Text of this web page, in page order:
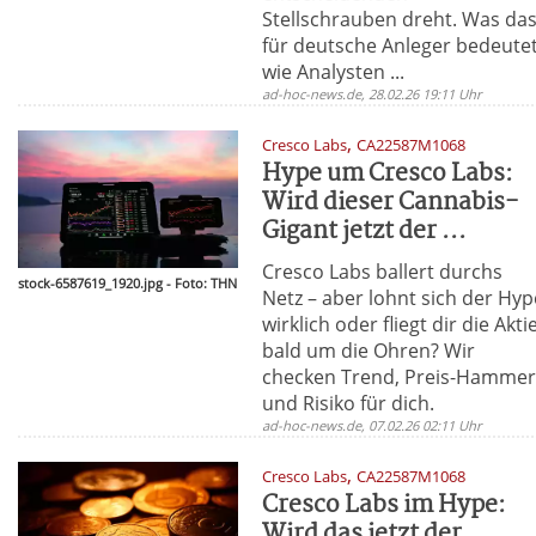
Stellschrauben dreht. Was das
für deutsche Anleger
wie Analysten ...
ad-hoc-news.de, 28.02.26 19:11 Uhr
stock-6587619_1920.jpg - Foto: THN
Cresco Labs,CA22587M1068
Hype um Cresco Labs:
Wird dieser Cannabis-
Gigant jetzt der ...
Cresco Labs ballert durchs
Netz – aber lohnt sich der
wirklich oder fliegt dir die
bald um die Ohren? Wir
checken Trend, Preis-Hammer
und Risiko für dich.
ad-hoc-news.de, 07.02.26 02:11 Uhr
Cresco Labs,CA22587M1068
Cresco Labs im Hype: